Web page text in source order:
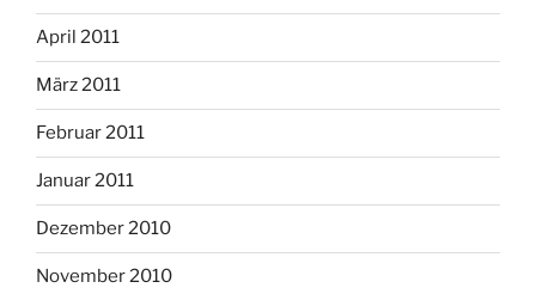
April 2011
März 2011
Februar 2011
Januar 2011
Dezember 2010
November 2010